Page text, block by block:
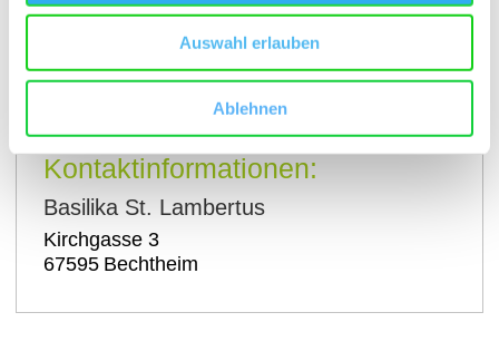
Auswahl erlauben
Ablehnen
Kontaktinformationen:
Basilika St. Lambertus
Kirchgasse 3
67595 Bechtheim